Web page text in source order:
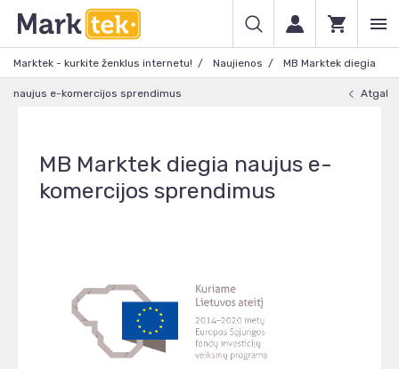
Marktek - kurkite ženklus internetu! Naujienos MB Marktek diegia
naujus e-komercijos sprendimus Atgal
MB Marktek diegia naujus e-
komercijos sprendimus